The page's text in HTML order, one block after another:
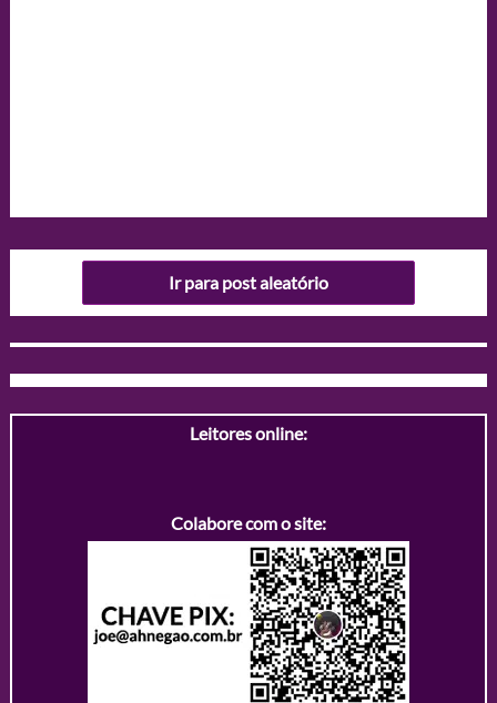
Ir para post aleatório
Leitores online:
Colabore com o site: